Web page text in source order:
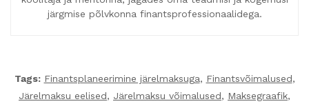
järgmise põlvkonna finantsprofessionaalidega.
Tags: Finantsplaneerimine järelmaksuga, Finantsvõimalused,
Järelmaksu eelised, Järelmaksu võimalused, Maksegraafik,